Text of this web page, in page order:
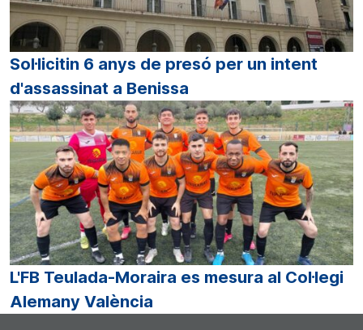
Sol·licitin 6 anys de presó per un intent
d'assassinat a Benissa
L'FB Teulada-Moraira es mesura al Col·legi
Alemany València